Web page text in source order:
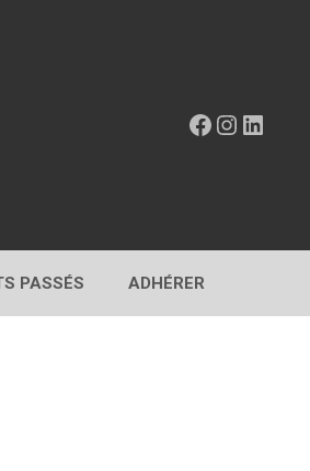
Facebook
PASSÉS ADHÉRER